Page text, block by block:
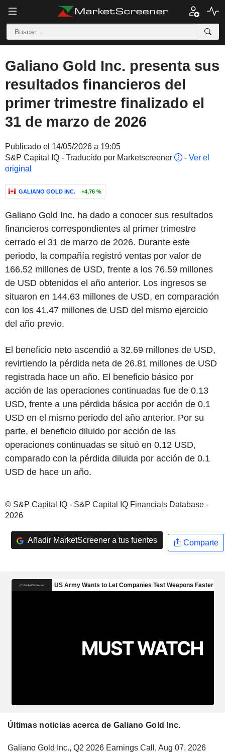
Galiano Gold Inc. presenta sus
resultados financieros del
primer trimestre finalizado el
31 de marzo de 2026
Publicado el 14/05/2026 a 19:05
S&P Capital IQ - Traducido por Marketscreener
- Ver el
original
GALIANO GOLD INC. +4,76 %
Galiano Gold Inc. ha dado a conocer sus resultados
financieros correspondientes al primer trimestre
cerrado el 31 de marzo de 2026. Durante este
periodo, la compañía registró ventas por valor de
166.52 millones de USD, frente a los 76.59 millones
de USD obtenidos el año anterior. Los ingresos se
situaron en 144.63 millones de USD, en comparación
con los 41.47 millones de USD del mismo ejercicio
del año previo.
El beneficio neto ascendió a 32.69 millones de USD,
revirtiendo la pérdida neta de 26.81 millones de USD
registrada hace un año. El beneficio básico por
acción de las operaciones continuadas fue de 0.13
USD, frente a una pérdida básica por acción de 0.1
USD en el mismo periodo del año anterior. Por su
parte, el beneficio diluido por acción de las
operaciones continuadas se situó en 0.12 USD,
comparado con la pérdida diluida por acción de 0.1
USD de hace un año.
© S&P Capital IQ - S&P Capital IQ Financials Database -
2026
Añadir MarketScreener a tus fuentes Comparte
Últimas noticias acerca de Galiano Gold Inc.
Galiano Gold Inc., Q2 2026 Earnings Call, Aug 07, 2026